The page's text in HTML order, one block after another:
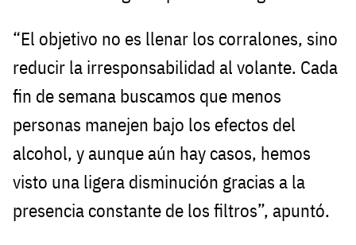
“El objetivo no es llenar los corralones, sino
reducir la irresponsabilidad al volante. Cada
fin de semana buscamos que menos
personas manejen bajo los efectos del
alcohol, y aunque aún hay casos, hemos
visto una ligera disminución gracias a la
presencia constante de los filtros”, apuntó.